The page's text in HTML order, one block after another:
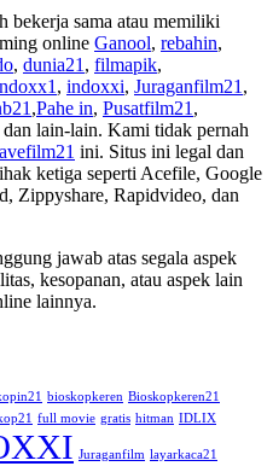
bekerja sama atau memiliki
online Ganool, rebahin,
, dunia21 , filmapik,
, indoxxi, Juraganfilm21 ,
,Pahe in, Pusatfilm21 ,
dan lain-lain. Kami tidak pernah
ini. Situs ini legal dan
ketiga seperti Acefile, Google
Zippyshare, Rapidvideo, dan
jawab atas segala aspek
kesopanan, atau aspek lain
lainnya.
bioskopkeren Bioskopkeren21
full movie gratis hitman IDLIX
Juraganfilm layarkaca21